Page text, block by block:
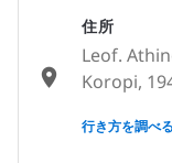
住所
Leof.
Koropi,
None
行き方を調べる